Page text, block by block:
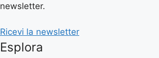
newsletter.
Ricevi la newsletter
Esplora